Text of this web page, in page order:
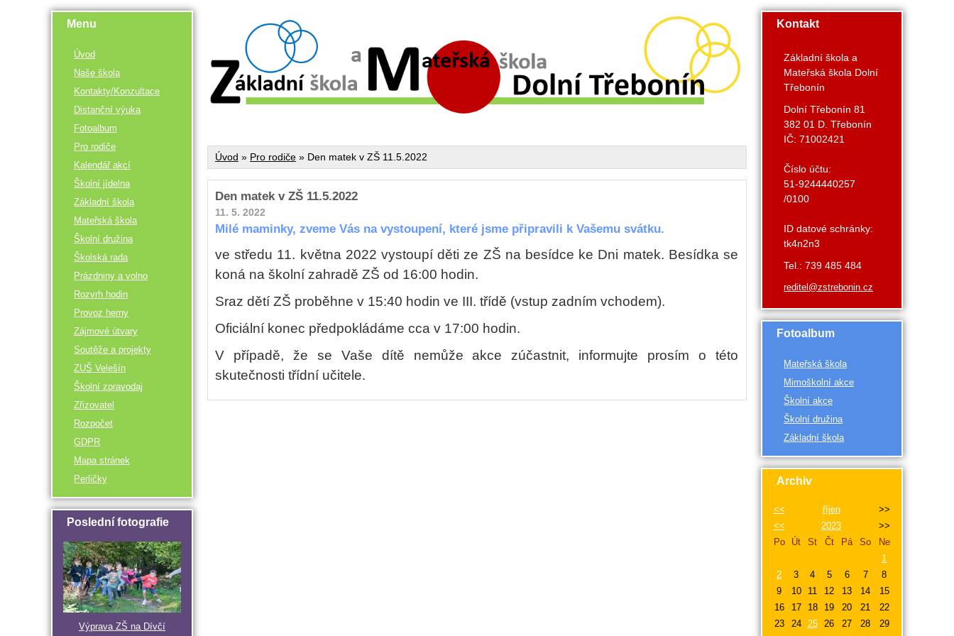
Menu
Úvod
Naše škola
Kontakty/Konzultace
Distanční výuka
Fotoalbum
Pro rodiče
Kalendář akcí
Školní jídelna
Základní škola
Mateřská škola
Školní družina
Školská rada
Prázdniny a volno
Rozvrh hodin
Provoz herny
Zájmové útvary
Soutěže a projekty
ZUŠ Velešín
Školní zpravodaj
Zřizovatel
Rozpočet
GDPR
Mapa stránek
Perličky
Poslední fotografie
Výprava ZŠ na Dívčí
Úvod » Pro rodiče » Den matek v ZŠ 11.5.2022
Den matek v ZŠ 11.5.2022
11. 5. 2022
Milé maminky, zveme Vás na vystoupení, které jsme připravili k Vašemu svátku.
ve středu 11. května 2022 vystoupí děti ze ZŠ na besídce ke Dni matek. Besídka se
koná na školní zahradě ZŠ od 16:00 hodin.
Sraz dětí ZŠ proběhne v 15:40 hodin ve III. třídě (vstup zadním vchodem).
Oficiální konec předpokládáme cca v 17:00 hodin.
V případě, že se Vaše dítě nemůže akce zúčastnit, informujte prosím o této
skutečnosti třídní učitele.
Kontakt
Základní škola a
Mateřská škola Dolní
Třebonín
Dolní Třebonín 81
382 01 D. Třebonín
IČ: 71002421
Číslo účtu:
51-9244440257
/0100
ID datové schránky:
tk4n2n3
Tel.: 739 485 484
reditel@zstrebonin.cz
Fotoalbum
Mateřská škola
Mimoškolní akce
Školní akce
Školní družina
Základní škola
Archiv
<< říjen
>>
<<
2023
>>
Po
Út St Čt Pá So
Ne
1
2
3 4 5 6 7
8
9
10 11 12 13 14
15
16
17 18 19 20 21
22
23
24 25 26 27 28
29